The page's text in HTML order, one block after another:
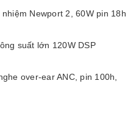
Newport 2, 60W pin 18h
suất lớn 120W DSP
over-ear ANC, pin 100h,